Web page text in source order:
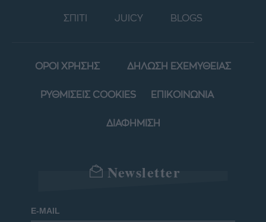
ΣΠΙΤΙ JUICY BLOGS
ΟΡΟΙ ΧΡΗΣΗΣ ΔΗΛΩΣΗ ΕΧΕΜΥΘΕΙΑΣ
ΡΥΘΜΙΣΕΙΣ COOKIES ΕΠΙΚΟΙΝΩΝΙΑ
ΔΙΑΦΗΜΙΣΗ
Newsletter